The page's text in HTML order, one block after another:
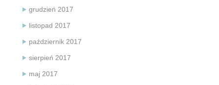
grudzień 2017
listopad 2017
październik 2017
sierpień 2017
maj 2017